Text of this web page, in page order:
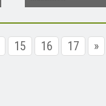
15 16 17 »